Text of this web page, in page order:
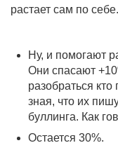
растает сам по
Ну, и помогают
Они спасают
разобраться
зная, что их
буллинга. Как
Остается 30%.